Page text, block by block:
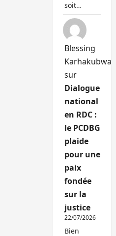
soit…
Blessing
Karhakubwa
sur
Dialogue
national
en RDC :
le PCDBG
plaide
pour une
paix
fondée
sur la
justice
22/07/2026
Bien